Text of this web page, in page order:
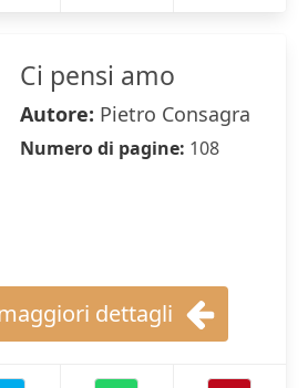
Ci pensi amo
Autore: Pietro Consagra
Numero di pagine: 108
dettagli